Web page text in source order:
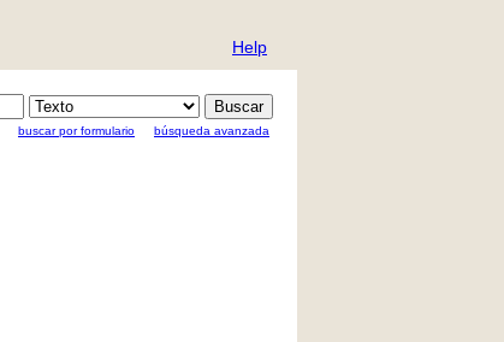
Help
buscar por formulario búsqueda avanzada